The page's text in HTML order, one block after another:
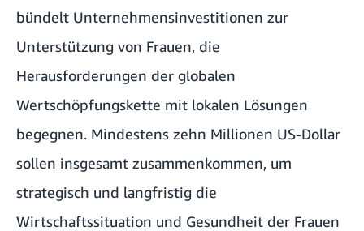
bündelt Unternehmensinvestitionen zur
Unterstützung von Frauen, die
Herausforderungen der globalen
Wertschöpfungskette mit lokalen Lösungen
begegnen. Mindestens zehn Millionen US-Dollar
sollen insgesamt zusammenkommen, um
strategisch und langfristig die
Wirtschaftssituation und Gesundheit der Frauen